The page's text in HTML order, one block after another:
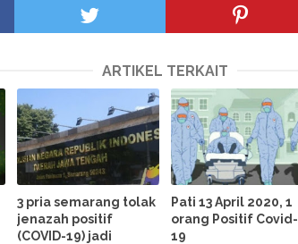
ARTIKEL TERKAIT
3 pria semarang tolak
jenazah positif
(COVID-19) jadi
Pati 13 April 2020, 1
orang Positif Covid-
19